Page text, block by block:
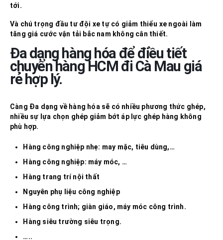
tới.
Và chú trọng đầu tư đội xe tự có giảm thiểu xe ngoài làm
tăng giá cước vận tải bắc nam không cân thiết.
Đa dạng hàng hóa để điều tiết
chuyển hàng HCM đi Cà Mau giá
rẻ hợp lý.
Càng Đa dạng về hàng hóa sẽ có nhiều phương thức ghép,
nhiều sự lựa chọn ghép giảm bớt áp lực ghép hàng không
phù hợp.
Hàng công nghiệp nhẹ: may mặc, tiêu dùng,…
Hàng công nghiệp: máy móc, …
Hàng trang trí nội thất
Nguyên phụ liệu công nghiệp
Hàng công trình; giàn giáo, máy móc công trình.
Hàng siêu trường siêu trọng.
…..